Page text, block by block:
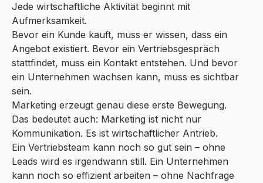
Jede wirtschaftliche Aktivität beginnt mit
Aufmerksamkeit.
Bevor ein Kunde kauft, muss er wissen, dass ein
Angebot existiert. Bevor ein Vertriebsgespräch
stattfindet, muss ein Kontakt entstehen. Und bevor
ein Unternehmen wachsen kann, muss es sichtbar
sein.
Marketing erzeugt genau diese erste Bewegung.
Das bedeutet auch: Marketing ist nicht nur
Kommunikation. Es ist wirtschaftlicher Antrieb.
Ein Vertriebsteam kann noch so gut sein – ohne
Leads wird es irgendwann still. Ein Unternehmen
kann noch so effizient arbeiten – ohne Nachfrage